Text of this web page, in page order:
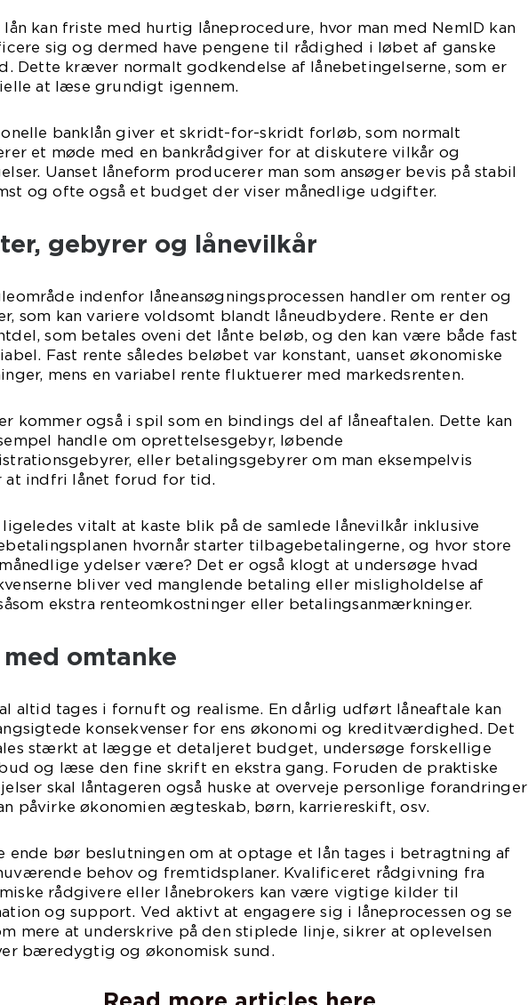
lån kan friste med hurtig låneprocedure, hvor man med NemID kan
sig og dermed have pengene til rådighed i løbet af ganske
Dette kræver normalt godkendelse af lånebetingelserne, som er
at læse grundigt igennem.
banklån giver et skridt-for-skridt forløb, som normalt
et møde med en bankrådgiver for at diskutere vilkår og
Uanset låneform producerer man som ansøger bevis på stabil
og ofte også et budget der viser månedlige udgifter.
gebyrer og lånevilkår
indenfor låneansøgningsprocessen handler om renter og
som kan variere voldsomt blandt låneudbydere. Rente er den
som betales oveni det lånte beløb, og den kan være både fast
Fast rente således beløbet var konstant, uanset økonomiske
mens en variabel rente fluktuerer med markedsrenten.
kommer også i spil som en bindings del af låneaftalen. Dette kan
handle om oprettelsesgebyr, løbende
eller betalingsgebyrer om man eksempelvis
at indfri lånet forud for tid.
ligeledes vitalt at kaste blik på de samlede lånevilkår inklusive
hvornår starter tilbagebetalingerne, og hvor store
ydelser være? Det er også klogt at undersøge hvad
bliver ved manglende betaling eller misligholdelse af
ekstra renteomkostninger eller betalingsanmærkninger.
med omtanke
altid tages i fornuft og realisme. En dårlig udført låneaftale kan
konsekvenser for ens økonomi og kreditværdighed. Det
stærkt at lægge et detaljeret budget, undersøge forskellige
og læse den fine skrift en ekstra gang. Foruden de praktiske
skal låntageren også huske at overveje personlige forandringer
påvirke økonomien ægteskab, børn, karriereskift, osv.
ende bør beslutningen om at optage et lån tages i betragtning af
behov og fremtidsplaner. Kvalificeret rådgivning fra
rådgivere eller lånebrokers kan være vigtige kilder til
og support. Ved aktivt at engagere sig i låneprocessen og se
mere at underskrive på den stiplede linje, sikrer at oplevelsen
bæredygtig og økonomisk sund.